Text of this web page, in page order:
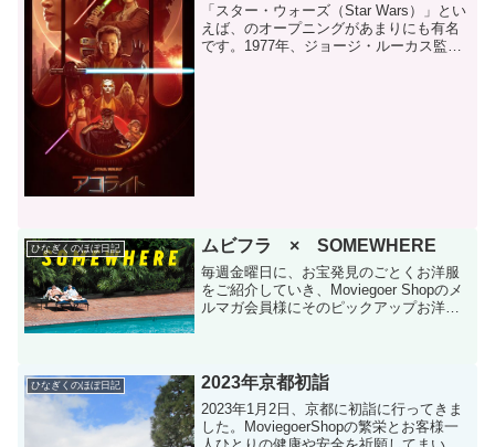
「スター・ウォーズ（Star Wars）」とい
えば、のオープニングがあまりにも有名
です。1977年、ジョージ・ルーカス監督
ひなぎくのほぼ日記 ムビフラ × SOMEWHERE
毎週金曜日に、お宝発見のごとくお洋服
をご紹介していき、Moviegoer Shopのメ
ルマガ会員様にそのピックアップお洋服
よ...
ひなぎくのほぼ日記 2023年京都初詣
2023年1月2日、京都に初詣に行ってきま
した。MoviegoerShopの繁栄とお客様一